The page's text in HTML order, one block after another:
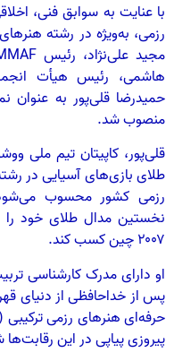
با عنایت به سوابق فنی،
هاشمی، رئیس هیأت
منصوب شد.
قلی‌پور، کاپیتان تیم ملی
طلای بازی‌های آسیایی در
نخستین مدال طلای خود را
۲۰۰۷ چین کسب کند.
او دارای مدرک کارشناسی
پس از خداحافظی از دنیای
پیروزی پیاپی در این